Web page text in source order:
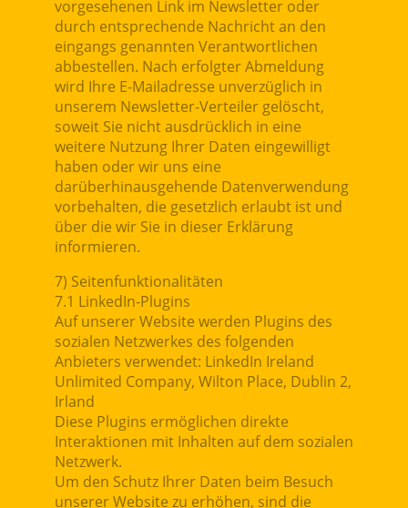
vorgesehenen Link im Newsletter oder
durch entsprechende Nachricht an den
eingangs genannten Verantwortlichen
abbestellen. Nach erfolgter Abmeldung
wird Ihre E-Mailadresse unverzüglich in
unserem Newsletter-Verteiler gelöscht,
soweit Sie nicht ausdrücklich in eine
weitere Nutzung Ihrer Daten eingewilligt
haben oder wir uns eine
darüberhinausgehende Datenverwendung
vorbehalten, die gesetzlich erlaubt ist und
über die wir Sie in dieser Erklärung
informieren.
7) Seitenfunktionalitäten
7.1 LinkedIn-Plugins
Auf unserer Website werden Plugins des
sozialen Netzwerkes des folgenden
Anbieters verwendet: LinkedIn Ireland
Unlimited Company, Wilton Place, Dublin 2,
Irland
Diese Plugins ermöglichen direkte
Interaktionen mit Inhalten auf dem sozialen
Netzwerk.
Um den Schutz Ihrer Daten beim Besuch
unserer Website zu erhöhen, sind die